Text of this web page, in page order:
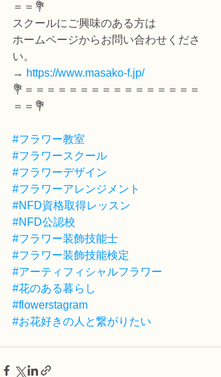
＝＝💐
スクールにご興味のある方は
ホームページからお問い合わせくださ
い。
→ https://www.masako-f.jp/
💐＝＝＝＝＝＝＝＝＝＝＝＝＝＝＝＝
＝＝💐
#フラワー教室
#フラワースクール
#フラワーデザイン
#フラワーアレンジメント
#NFD資格取得レッスン
#NFD公認校
#フラワー装飾技能士
#フラワー装飾技能検定
#アーティフィシャルフラワー
#花のある暮らし
#flowerstagram
#お花好きの人と繋がりたい